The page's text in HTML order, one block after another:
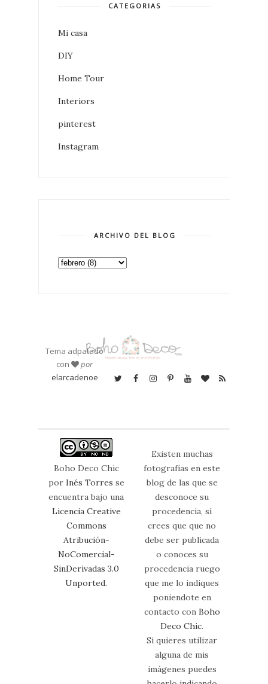
CATEGORIAS
Mi casa
DIY
Home Tour
Interiors
pinterest
Instagram
ARCHIVO DEL BLOG
Tema adpatado
con
por
elarcadenoe
Boho Deco Chic
por Inés Torres se
encuentra bajo una
Licencia Creative
Commons
Atribución-
NoComercial-
SinDerivadas 3.0
Unported.
Existen muchas
fotografías en este
blog de las que se
desconoce su
procedencia, sí
crees que que no
debe ser publicada
o conoces su
procedencia ruego
que me lo indiques
poniendote en
contacto con Boho
Deco Chic.
Si quieres utilizar
alguna de mis
imágenes puedes